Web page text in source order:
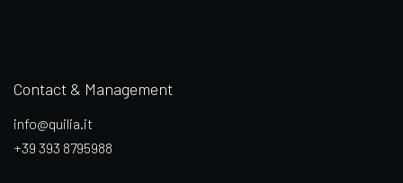
Contact & Management
info@quilia.it
+39 393 8795988